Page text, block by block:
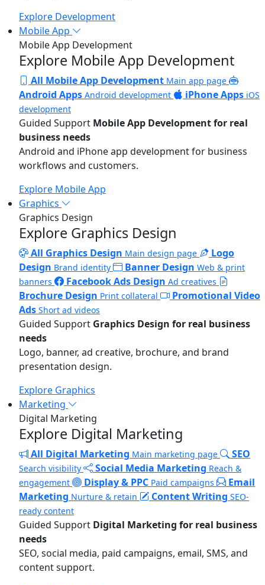
Explore Development
Mobile App
Mobile App Development
Explore Mobile App Development
All Mobile App Development Main app page
Android Apps Android development iPhone Apps iOS
development
Guided Support Mobile App Development for real
business needs
Android and iPhone app development for business
workflows and customers.
Explore Mobile App
Graphics
Graphics Design
Explore Graphics Design
All Graphics Design Main design page
Logo
Design Brand identity Banner Design Web & print
banners
Facebook Ads Design Ad creatives
Brochure Design Print collateral
Promotional Video
Ads Short ad videos
Guided Support Graphics Design for real business
needs
Logo, banner, ad creative, brochure, and brand
presentation design.
Explore Graphics
Marketing
Digital Marketing
Explore Digital Marketing
All Digital Marketing Main marketing page SEO
Search visibility Social Media Marketing Reach &
engagement
Display & PPC Paid campaigns
Email
Marketing Nurture & retain Content Writing SEO-
ready content
Guided Support Digital Marketing for real business
needs
SEO, social media, paid campaigns, email, SMS, and
content support.